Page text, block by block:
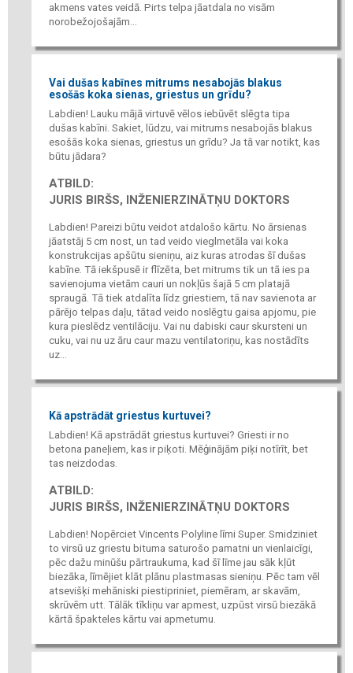
akmens vates veidā. Pirts telpa jāatdala no visām
norobežojošajām...
Vai dušas kabīnes mitrums nesabojās blakus
esošās koka sienas, griestus un grīdu?
Labdien! Lauku mājā virtuvē vēlos iebūvēt slēgta tipa
dušas kabīni. Sakiet, lūdzu, vai mitrums nesabojās blakus
esošās koka sienas, griestus un grīdu? Ja tā var notikt, kas
būtu jādara?
ATBILD:
JURIS BIRŠS, INŽENIERZINĀTŅU DOKTORS
Labdien! Pareizi būtu veidot atdalošo kārtu. No ārsienas
jāatstāj 5 cm nost, un tad veido vieglmetāla vai koka
konstrukcijas apšūtu sieniņu, aiz kuras atrodas šī dušas
kabīne. Tā iekšpusē ir flīzēta, bet mitrums tik un tā ies pa
savienojuma vietām cauri un nokļūs šajā 5 cm platajā
spraugā. Tā tiek atdalīta līdz griestiem, tā nav savienota ar
pārējo telpas daļu, tātad veido noslēgtu gaisa apjomu, pie
kura pieslēdz ventilāciju. Vai nu dabiski caur skursteni un
cuku, vai nu uz āru caur mazu ventilatoriņu, kas nostādīts
uz...
Kā apstrādāt griestus kurtuvei?
Labdien! Kā apstrādāt griestus kurtuvei? Griesti ir no
betona paneļiem, kas ir piķoti. Mēģinājām piķi notīrīt, bet
tas neizdodas.
ATBILD:
JURIS BIRŠS, INŽENIERZINĀTŅU DOKTORS
Labdien! Nopērciet Vincents Polyline līmi Super. Smidziniet
to virsū uz griestu bituma saturošo pamatni un vienlaicīgi,
pēc dažu minūšu pārtraukuma, kad šī līme jau sāk kļūt
biezāka, līmējiet klāt plānu plastmasas sieniņu. Pēc tam vēl
atsevišķi mehāniski piestipriniet, piemēram, ar skavām,
skrūvēm utt. Tālāk tīkliņu var apmest, uzpūst virsū biezākā
kārtā špakteles kārtu vai apmetumu.